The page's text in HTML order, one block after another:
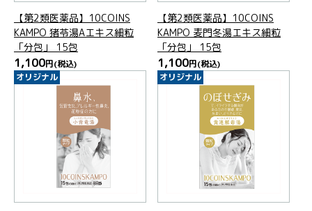
【第2類医薬品】10COINS
KAMPO 猪苓湯Aエキス細粒
「分包」 15包
1,100円(税込)
【第2類医薬品】10COINS
KAMPO 麦門冬湯エキス細粒
「分包」 15包
1,100円(税込)
オリジナル オリジナル